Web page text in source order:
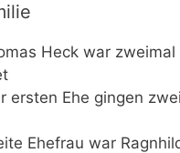
Heck war zweimal
ersten Ehe gingen
Ehefrau war